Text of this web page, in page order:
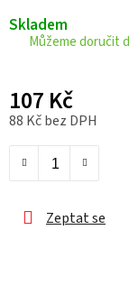
Skladem
107 Kč
88 Kč bez DPH
Zeptat se